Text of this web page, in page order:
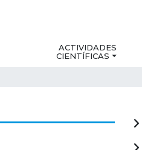
ACTIVIDADES
CIENTÍFICAS